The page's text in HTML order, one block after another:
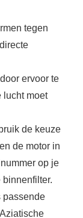
tegen
ervoor te
lucht moet
de keuze
de motor in
op je
passende